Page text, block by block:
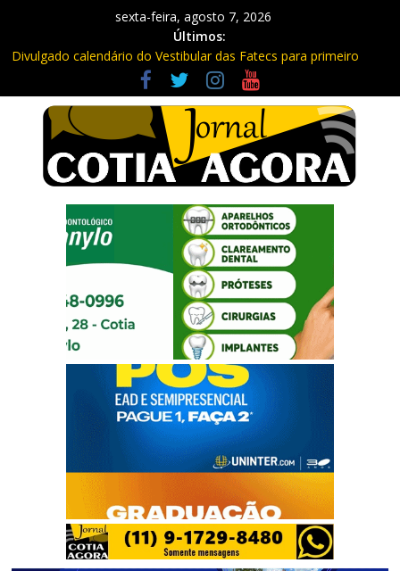
sexta-feira, agosto 7, 2026
Últimos:
Divulgado calendário do Vestibular das Fatecs para primeiro
Mapa da Desigualdade da Grande SP: Vargem Grande Paulista
em boa posição. Cotia entre as últimas do ranking
Morador denuncia furto de cabos em postes na Estrada da
Roselândia
Itapevi: Em duas ocorrências, PM recupera carga roubada,
Sebrae promove curso de compras públicas em Vargem Grande